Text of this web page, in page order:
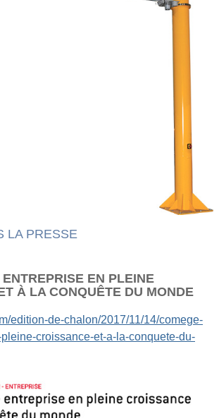
LA PRESSE
EN PLEINE
À LA CONQUÊTE DU MONDE
edition-de-chalon/2017/11/14/comege-
croissance-et-a-la-conquete-du-